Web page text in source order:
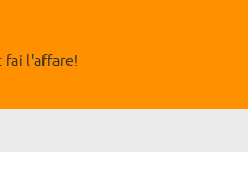
fai l'affare!